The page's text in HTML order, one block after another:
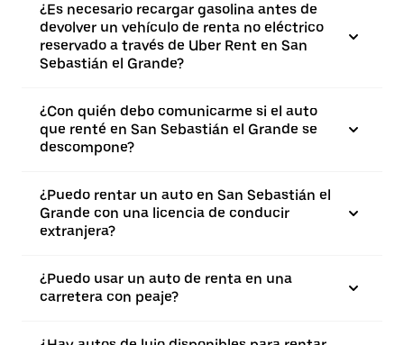
¿Es necesario recargar gasolina antes de
devolver un vehículo de renta no eléctrico
reservado a través de Uber Rent en San
Sebastián el Grande?
¿Con quién debo comunicarme si el auto
que renté en San Sebastián el Grande se
descompone?
¿Puedo rentar un auto en San Sebastián el
Grande con una licencia de conducir
extranjera?
¿Puedo usar un auto de renta en una
carretera con peaje?